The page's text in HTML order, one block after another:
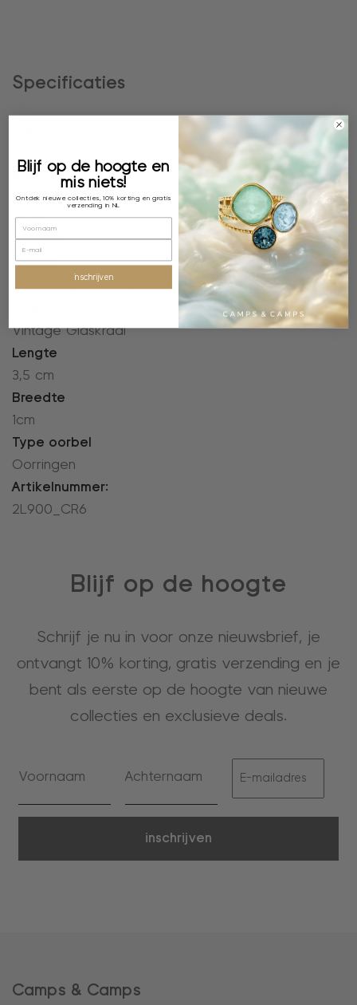
Specificaties
plating
18k Verguld
vorm
Vierkant
Metaal
Anti-allergisch & nikkelvrij, Stainless Steel
Vintage Glaskraal
Lengte
3,5 cm
Breedte
1cm
Type oorbel
Oorringen
Artikelnummer:
2L900_CR6
Blijf op de hoogte
Schrijf je nu in voor onze nieuwsbrief, je
ontvangt 10% korting, gratis verzending en je
bent als eerste op de hoogte van nieuwe
collecties en exclusieve deals.
inschrijven
Camps & Camps
Blijf op de hoogte en
mis niets!
Ontdek nieuwe collecties, 10% korting en gratis
verzending in NL
inschrijven